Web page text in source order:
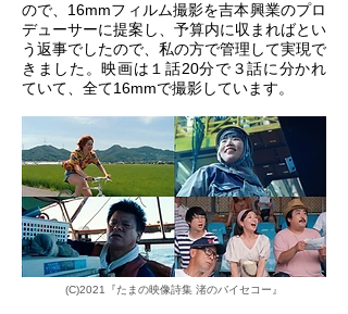
ので、16mmフィルム撮影を吉本興業のプロ
デューサーに提案し、予算内に収まればとい
う返事でしたので、私の方で管理して実現で
きました。映画は１話20分で３話に分かれ
ていて、全て16mmで撮影しています。
(C)2021『たまの映像詩集 渚のバイセコー』